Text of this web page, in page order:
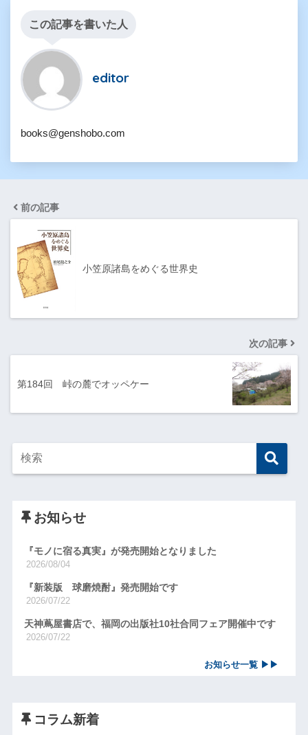
この記事を書いた人
editor
books@genshobo.com
前の記事
小笠原諸島をめぐる世界史
次の記事
第184回 峠の麓でオッペケー
お知らせ
『モノに宿る真実』が発売開始となりました
2026/08/04
『新装版 球磨焼酎』発売開始です
2026/07/22
天神蔦屋書店で、福岡の出版社10社合同フェア開催中です
2026/07/22
お知らせ一覧 ▶▶
コラム新着